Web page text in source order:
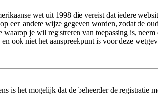
wet uit 1998 die vereist dat iedere
een andere wijze gegeven worden, zodat de
je wil registreren van toepassing is,
ook niet het aanspreekpunt is voor deze
is het mogelijk dat de beheerder de registratie